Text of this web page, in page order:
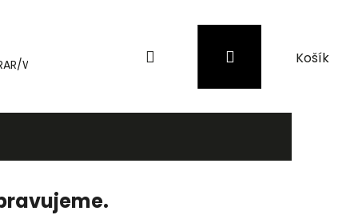
WinRAR Záložní zdroje (UPS) a přepěťové
PřihlášeníNákupní
košík